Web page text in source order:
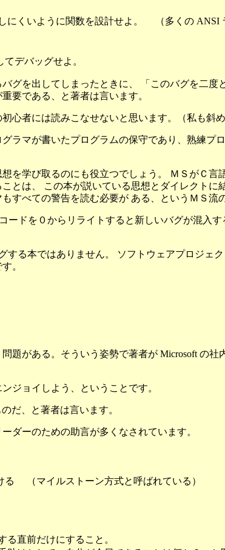
にくいように関数を設計せよ。 （多くの ANSI
デバッグせよ。
グを出してしまったときに、 「このバグを二度
要である、と著者は言います。
心者には読みこなせないと思います。（私も斜め
ラマが書いたプログラムの保守であり、熟練プ
を学び取るのにも役立つでしょう。 ＭＳがＣ
とは、 この本が説いている思想とダイレクト
べての警告を読む必要が ある、というＭＳ流
ードを０からリライトすると新しいバグが混入
する本ではありません。 ソフトウェアプロジ
。
題がある。そういう姿勢で著者が Microsoft の
ジョイしよう、ということです。
だ、と著者は言います。
ダーのための助言が多くなされています。
る （マイルストーン方式と呼ばれている）
直前だけにすること。